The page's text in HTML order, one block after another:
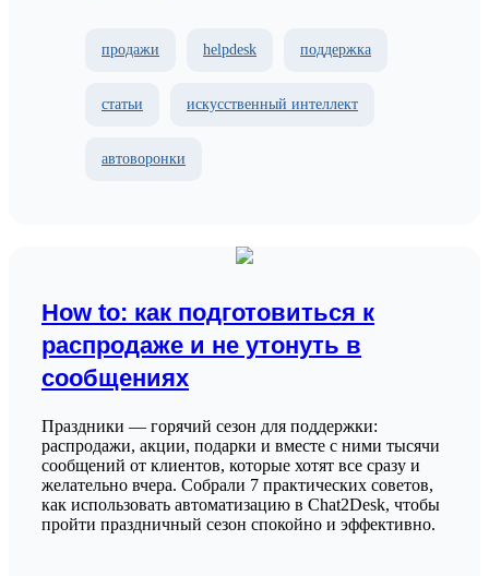
продажи helpdesk поддержка
статьи искусственный интеллект
автоворонки
How to: как подготовиться к
распродаже и не утонуть в
сообщениях
Праздники — горячий сезон для поддержки:
распродажи, акции, подарки и вместе с ними тысячи
сообщений от клиентов, которые хотят все сразу и
желательно вчера. Собрали 7 практических советов,
как использовать автоматизацию в Chat2Desk, чтобы
пройти праздничный сезон спокойно и эффективно.